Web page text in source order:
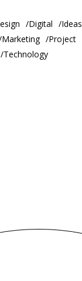
Digital
Ideas
Marketing
Project
Technology